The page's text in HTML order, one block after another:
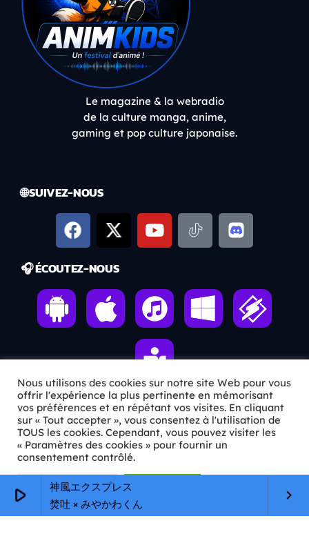
play_arrow
神風エクスプレス
焚吐 × みやかわくん
keyboard_arrow_right
Le magazine & la webradio
de la culture manga, anime,
gaming et pop culture japonaise.
🌐 SUIVEZ-NOUS
🎧 ÉCOUTEZ-NOUS
ℹ️ INFOS PRATIQUES
✉️Contact
🦊Qui sommes-nous ?
📄
Mentions légales
Nous utilisons des cookies sur notre site Web pour vous
offrir l'expérience la plus pertinente en mémorisant
vos préférences et en répétant vos visites. En cliquant
sur « Tout accepter », vous consentez à l'utilisation de
TOUS les cookies. Cependant, vous pouvez visiter les
« Paramètres des cookies » pour fournir un
consentement contrôlé.
Paramètres Cookie